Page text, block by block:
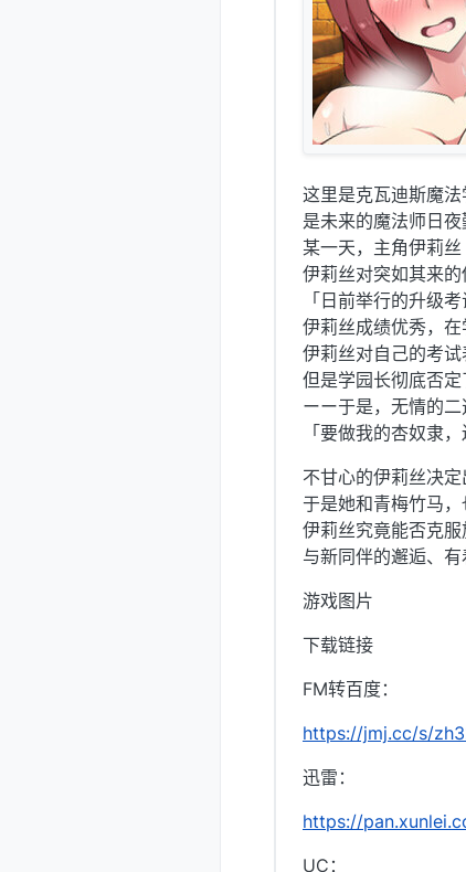
这里是克瓦迪斯魔法
是未来的魔法师日夜
某一天，主角伊莉丝
伊莉丝对突如其来
「日前举行的升级
伊莉丝成绩优秀，
伊莉丝对自己的考试
但是学园长彻底否定
ーー于是，无情的二
「要做我的杏奴隶
不甘心的伊莉丝决
于是她和青梅竹马，
伊莉丝究竟能否克服
与新同伴的邂逅、
游戏图片
下载链接
FM转百度：
https://jmj.cc/s/
迅雷：
https://
UC：